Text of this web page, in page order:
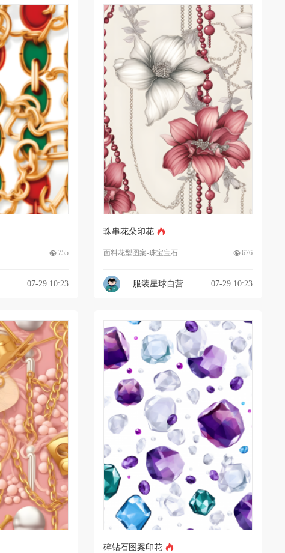
755
07-29 10:23
珠串花朵印花
面料花型图案-珠宝宝石 676
服装星球自营 07-29 10:23
碎钻石图案印花